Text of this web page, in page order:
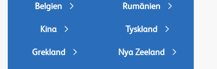
Belgien Rumänien
Kina Tyskland
Grekland Nya Zeeland